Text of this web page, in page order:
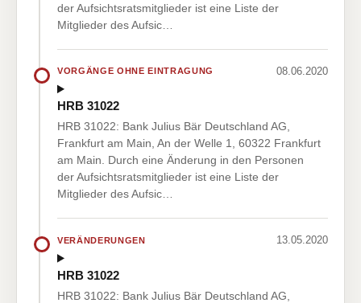
der Aufsichtsratsmitglieder ist eine Liste der
Mitglieder des Aufsic…
VORGÄNGE OHNE EINTRAGUNG 08.06.2020
HRB 31022
HRB 31022: Bank Julius Bär Deutschland AG,
Frankfurt am Main, An der Welle 1, 60322 Frankfurt
am Main. Durch eine Änderung in den Personen
der Aufsichtsratsmitglieder ist eine Liste der
Mitglieder des Aufsic…
VERÄNDERUNGEN 13.05.2020
HRB 31022
HRB 31022: Bank Julius Bär Deutschland AG,